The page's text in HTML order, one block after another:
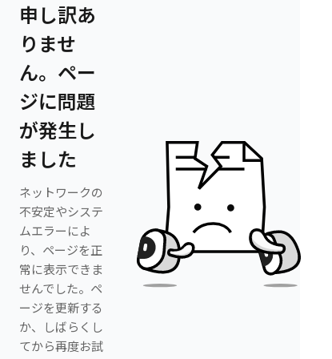
申し訳あ
りませ
ん。ペー
ジに問題
が発生し
ました
ネットワークの
不安定やシステ
ムエラーによ
り、ページを正
常に表示できま
せんでした。ペ
ージを更新する
か、しばらくし
てから再度お試